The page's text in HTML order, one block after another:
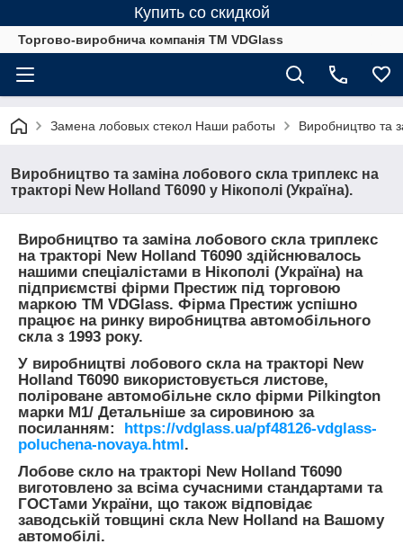
Купить со скидкой
Торгово-виробнича компанія ТМ VDGlass
Замена лобовых стекол Наши работы Виробництво та
Виробництво та заміна лобового скла триплекс на
тракторі New Holland T6090 у Нікополі (Україна).
Виробництво та заміна лобового скла триплекс
на тракторі New Holland T6090 здійснювалось
нашими спеціалістами в Нікополі (Україна) на
підприємстві фірми Престиж під торговою
маркою ТМ VDGlass. Фірма Престиж успішно
працює на ринку виробництва автомобільного
скла з 1993 року.
У виробництві лобового скла на тракторі New
Holland T6090 використовується листове,
поліроване автомобільне скло фірми Pilkington
марки М1/ Детальніше за сировиною за
посиланням: https://vdglass.ua/pf48126-vdglass-
poluchena-novaya.html.
Лобове скло на тракторі New Holland T6090
виготовлено за всіма сучасними стандартами та
ГОСТами України, що також відповідає
заводській товщині скла New Holland на Вашому
автомобілі.